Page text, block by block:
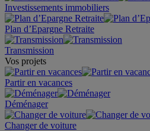
Investissements immobiliers
Plan d’Epargne Retraite
Transmission
Vos projets
Partir en vacances
Déménager
Changer de voiture